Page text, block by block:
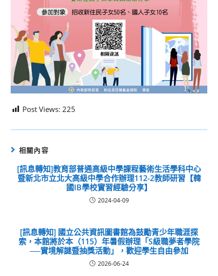
Post Views: 225
相關內容
[訊息轉知]教育部普通高級中學課程藝術生活學科中心
暨新北市立北大高級中學合作辦理112-2教師研習【韓
國IB學校實習經驗分享】
2024-04-09
[訊息轉知] 國立公共資訊圖書館為鼓勵青少年職涯探
索，本館將於本（115）年暑假辦理「S級職夢者學院
──實境解謎暨抽獎活動」，歡迎學生自由參加
2026-06-24